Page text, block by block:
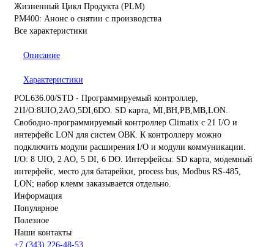
Жизненный Цикл Продукта (PLM)
PM400: Анонс о снятии с производства
Все характеристики
Описание
Характеристики
POL636.00/STD - Программируемый контроллер,
21I/O:8UIO,2AO,5DI,6DO. SD карта, MI,BH,PB,MB,LON.
Свободно-программируемый контроллер Climatix с 21 I/O и
интерфейс LON для систем ОВК. К контроллеру можно
подключить модули расширения I/O и модули коммуникации.
I/O: 8 UIO, 2 AO, 5 DI, 6 DO. Интерфейсы: SD карта, модемный
интерфейс, место для батарейки, process bus, Modbus RS-485,
LON; набор клемм заказывается отдельно.
Информация
Популярное
Полезное
Наши контакты
+7 (343) 226-48-53